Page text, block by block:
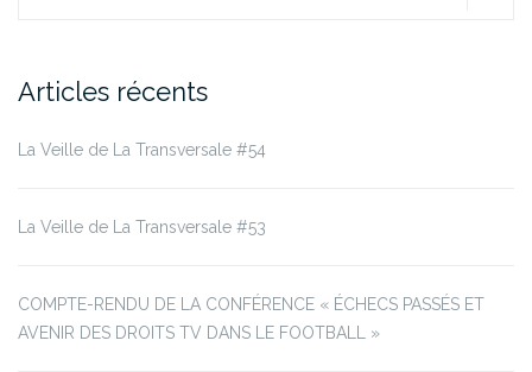
Articles récents
La Veille de La Transversale #54
La Veille de La Transversale #53
COMPTE-RENDU DE LA CONFÉRENCE « ÉCHECS PASSÉS ET
AVENIR DES DROITS TV DANS LE FOOTBALL »